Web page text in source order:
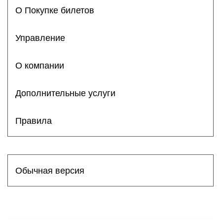
О Покупке билетов
Управление
О компании
Дополнительные услуги
Правила
Обычная версия